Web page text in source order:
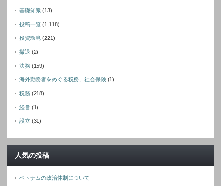
基礎知識 (13)
投稿一覧 (1,118)
投資環境 (221)
撤退 (2)
法務 (159)
海外勤務者をめぐる税務、社会保険 (1)
税務 (218)
経営 (1)
設立 (31)
人気の投稿
ベトナムの政治体制について